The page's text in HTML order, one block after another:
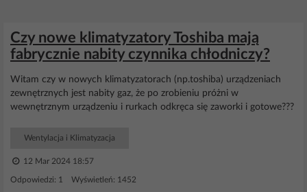
Czy nowe klimatyzatory Toshiba mają
fabrycznie nabity czynnika chłodniczy?
Witam czy w nowych klimatyzatorach (np.toshiba) urządzeniach
zewnętrznych jest nabity gaz, że po zrobieniu próżni w
wewnętrznym urządzeniu i rurkach odkręca się zaworki i gotowe???
Wentylacja i Klimatyzacja
12 Mar 2024 18:57
Odpowiedzi: 1 Wyświetleń: 1452